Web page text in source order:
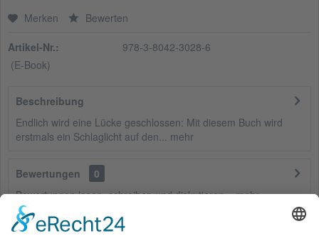
Merken Bewerten
Artikel-Nr.:
978-3-8042-3028-6
(E-Book)
Beschreibung
Endlich wird eine Lücke geschlossen: Mit diesem Buch wird
erstmals ein Schlaglicht auf den... mehr
Bewertungen
0
Bewertungen lesen, schreiben und diskutieren...mehr
Kunden haben sich ebenfalls angesehen